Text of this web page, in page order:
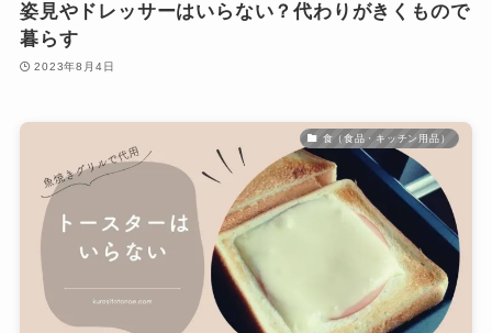
姿見やドレッサーはいらない？代わりがきくもので
暮らす
2023年8月4日
食（食品・キッチン用品）